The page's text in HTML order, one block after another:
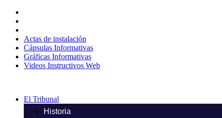
contenido
Actas de instalación
Cápsulas Informativas
Gráficas Informativas
Videos Instructivos Web
El Tribunal
Historia